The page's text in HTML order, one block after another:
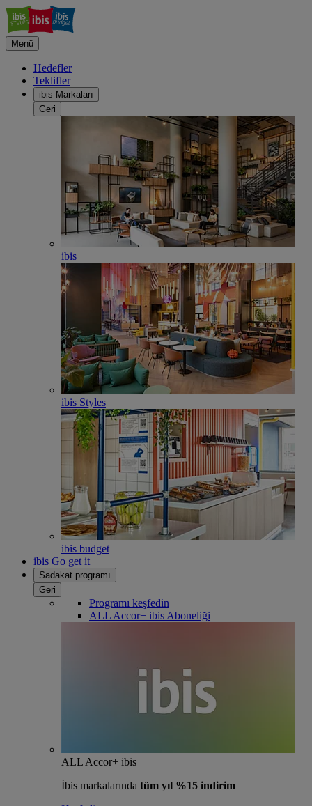
Menü
Hedefler
Teklifler
ibis Markaları
Geri
ibis
ibis Styles
ibis budget
ibis Go get it
Sadakat programı
Geri
Programı keşfedin
ALL Accor+ ibis Aboneliği
ALL Accor+ ibis
İbis markalarında tüm yıl %15 indirim